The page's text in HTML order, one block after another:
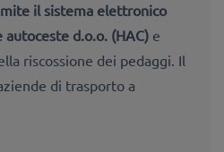
il sistema elettronico
autoceste d.o.o. (HAC) e
riscossione dei pedaggi. Il
di trasporto a